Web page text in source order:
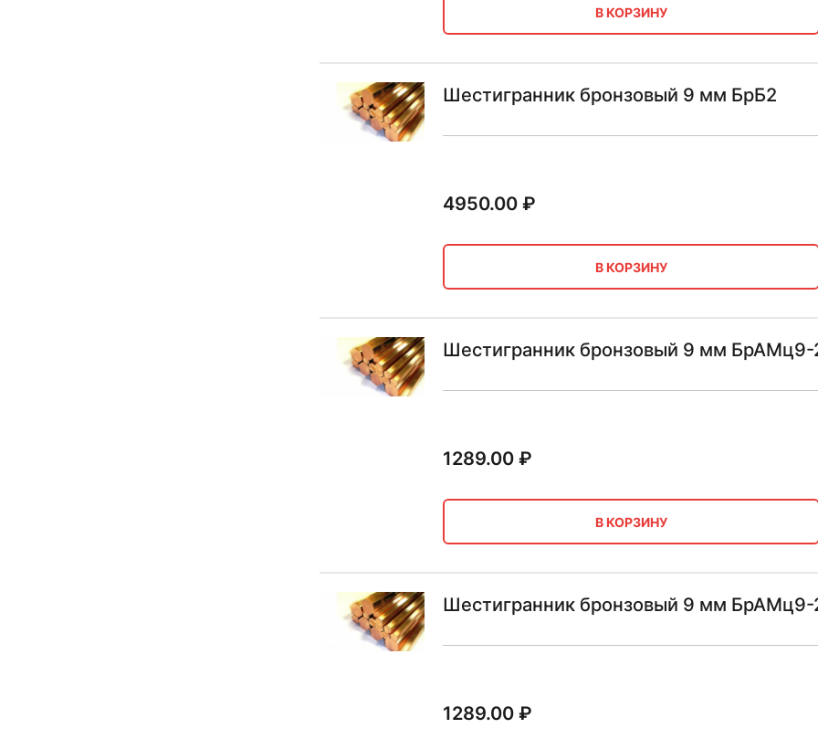
В КОРЗИНУ
Шестигранник бронзовый 9 мм БрБ2
4950.00₽
В КОРЗИНУ
Шестигранник бронзовый 9 мм
1289.00₽
В КОРЗИНУ
Шестигранник бронзовый 9 мм БрАМц9-
1289.00₽